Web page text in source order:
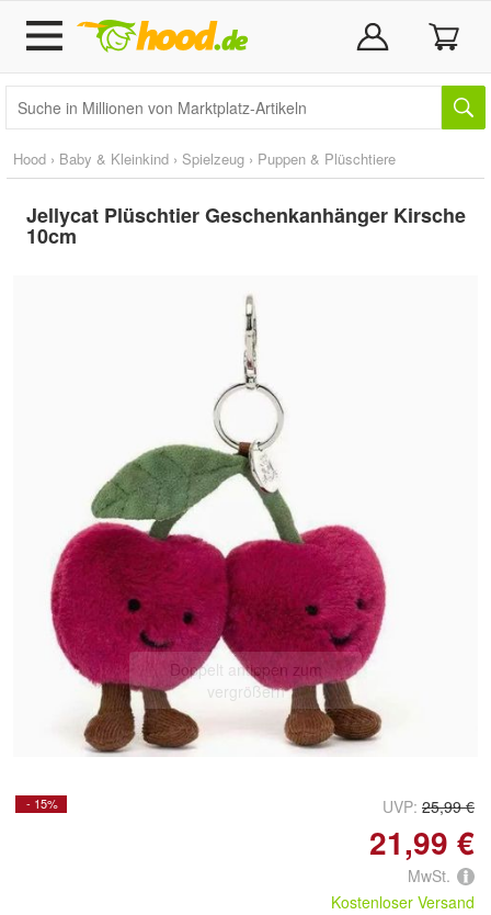
Hood › Baby & Kleinkind › Spielzeug › Puppen & Plüschtiere
Jellycat Plüschtier Geschenkanhänger Kirsche
10cm
Doppelt antippen zum
vergrößern
- 15% UVP: 25,99 €
21,99 €
MwSt.
Kostenloser Versand